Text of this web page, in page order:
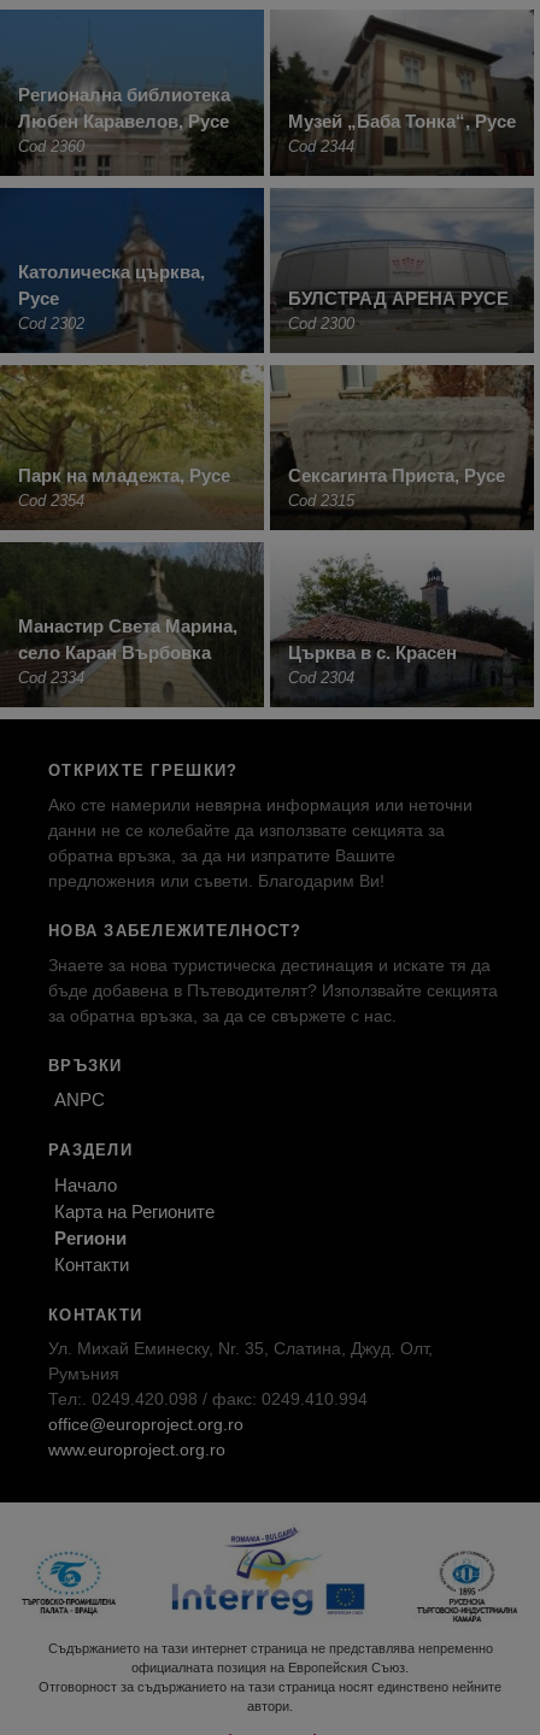
Регионална библиотека
Любен Каравелов, Русе
Cod 2360
Музей „Баба Тонка“, Русе
Cod 2344
Католическа църква,
Русе
Cod 2302
БУЛСТРАД АРЕНА РУСЕ
Cod 2300
Парк на младежта, Русе
Cod 2354
Сексагинта Приста, Русе
Cod 2315
Манастир Света Марина,
село Каран Върбовка
Cod 2334
Църква в с. Красен
Cod 2304
ОТКРИХТЕ ГРЕШКИ?
Ако сте намерили невярна информация или неточни
данни не се колебайте да използвате секцията за
обратна връзка, за да ни изпратите Вашите
предложения или съвети. Благодарим Ви!
НОВА ЗАБЕЛЕЖИТЕЛНОСТ?
Знаете за нова туристическа дестинация и искате тя да
бъде добавена в Пътеводителят? Използвайте секцията
за обратна връзка, за да се свържете с нас.
ВРЪЗКИ
ANPC
РАЗДЕЛИ
Начало
Карта на Регионите
Региони
Контакти
КОНТАКТИ
Ул. Михай Еминеску, Nr. 35, Слатина, Джуд. Олт,
Румъния
Тел:. 0249.420.098 / факс: 0249.410.994
office@europroject.org.ro
www.europroject.org.ro
Съдържанието на тази интернет страница не представлява непременно
официалната позиция на Европейския Съюз.
Отговорност за съдържанието на тази страница носят единствено нейните
автори.